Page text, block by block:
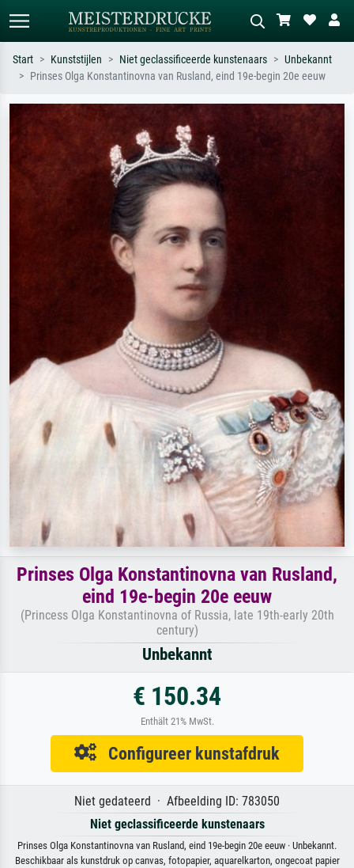
Zoek op kunstenaar, titel of stijl – bijv.
Monet, Sterrennacht, impressionisme,
Hokusai-golf, naakt.
Beschrijf de scène – bijv. groene
weide, abstract met veel rood, donker
olieverfschilderij, staand naakt naast
Start Kunststijlen Niet geclassificeerde kunstenaars
Unbekannt
Prinses Olga Konstantinovna van Rusland, eind 19e-begin 20e eeuw
Prinses Olga Konstantinovna van Rusland,
eind 19e-begin 20e eeuw
(Princess Olga Konstantinovna of Russia, late 19th-early 20th
century)
Unbekannt
€ 150.34
Enthält 21% MwSt.
Configureer kunstafdruk
Niet gedateerd · Afbeelding ID: 783050
Niet geclassificeerde kunstenaars
Prinses Olga Konstantinovna van Rusland, eind 19e-begin 20e eeuw · Unbekannt.
Beschikbaar als kunstdruk op canvas, fotopapier, aquarelkarton, ongecoat papier